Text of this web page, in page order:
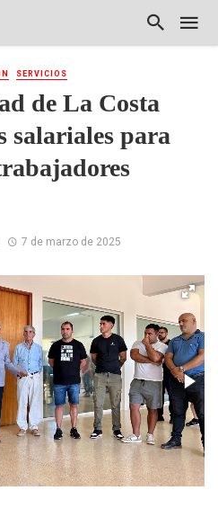
SERVICIOS
de La Costa
salariales para
7 de marzo de 2025